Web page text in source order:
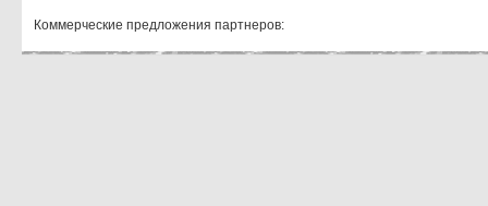
Коммерческие предложения партнеров: